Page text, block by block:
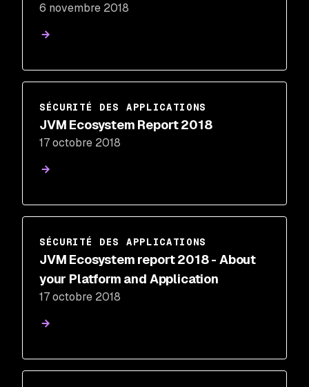
6 novembre 2018
SÉCURITÉ DES APPLICATIONS
JVM Ecosystem Report 2018
17 octobre 2018
SÉCURITÉ DES APPLICATIONS
JVM Ecosystem report 2018 - About
your Platform and Application
17 octobre 2018